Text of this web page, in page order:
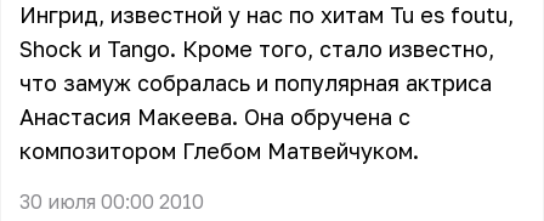
Ингрид, известной у нас по хитам Tu es foutu,
Shock и Tango. Кроме того, стало известно,
что замуж собралась и популярная актриса
Анастасия Макеева. Она обручена с
композитором Глебом Матвейчуком.
30 июля 00:00 2010